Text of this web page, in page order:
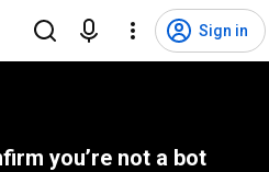
Sign in
you’re not a bot